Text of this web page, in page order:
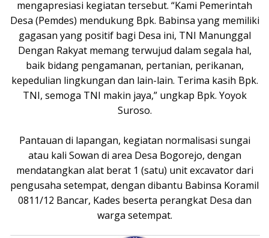
mengapresiasi kegiatan tersebut. “Kami Pemerintah
Desa (Pemdes) mendukung Bpk. Babinsa yang memiliki
gagasan yang positif bagi Desa ini, TNI Manunggal
Dengan Rakyat memang terwujud dalam segala hal,
baik bidang pengamanan, pertanian, perikanan,
kepedulian lingkungan dan lain-lain. Terima kasih Bpk.
TNI, semoga TNI makin jaya,” ungkap Bpk. Yoyok
Suroso.
‎Pantauan di lapangan, kegiatan normalisasi sungai
atau kali Sowan di area Desa Bogorejo, dengan
mendatangkan alat berat 1 (satu) unit excavator dari
pengusaha setempat, dengan dibantu Babinsa Koramil
0811/12 Bancar, Kades beserta perangkat Desa dan
warga setempat.